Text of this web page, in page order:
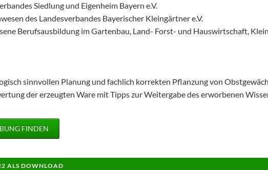
Siedlung und Eigenheim Bayern e.V.
des Landesverbandes Bayerischer Kleingärtner e.V.
Berufsausbildung im Gartenbau, Land- Forst- und Hauswirtschaft,
sinnvollen Planung und fachlich korrekten Pflanzung von
der erzeugten Ware mit Tipps zur Weitergabe des erworbenen
FINDEN
ALS DOWNLOAD